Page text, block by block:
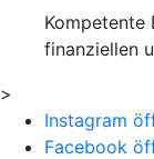
Kompetente
finanziellen
>
Instagram
Facebook